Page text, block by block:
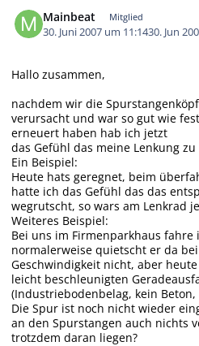
Mainbeat Mitglied
30. Juni 2007 um 11:1430. Jun
Hallo zusammen,
nachdem wir die
verursacht und war so gut wie
erneuert haben hab ich jetzt
das Gefühl das meine Lenkung
Ein Beispiel:
Heute hats geregnet, beim
hatte ich das Gefühl das das
wegrutscht, so wars am Lenkrad
Weiteres Beispiel:
Bei uns im Firmenparkhaus fahre
normalerweise quietscht er da
Geschwindigkeit nicht, aber
leicht beschleunigten
(Industriebodenbelag, kein
Die Spur ist noch nicht wieder
an den Spurstangen auch nichts
trotzdem daran liegen?